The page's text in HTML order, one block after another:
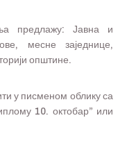
предлажу: Јавна и
месне заједнице,
општине.
у писменом облику са
10. октобар” или